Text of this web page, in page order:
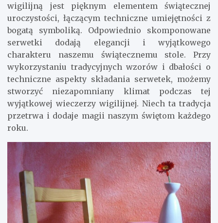
wigilijną jest pięknym elementem świątecznej
uroczystości, łączącym techniczne umiejętności z
bogatą symboliką. Odpowiednio skomponowane
serwetki dodają elegancji i wyjątkowego
charakteru naszemu świątecznemu stole. Przy
wykorzystaniu tradycyjnych wzorów i dbałości o
techniczne aspekty składania serwetek, możemy
stworzyć niezapomniany klimat podczas tej
wyjątkowej wieczerzy wigilijnej. Niech ta tradycja
przetrwa i dodaje magii naszym świętom każdego
roku.